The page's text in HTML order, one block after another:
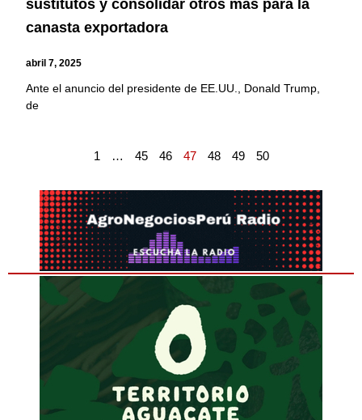
sustitutos y consolidar otros más para la
canasta exportadora
abril 7, 2025
Ante el anuncio del presidente de EE.UU., Donald Trump,
de
1 … 45 46 47 48 49 50